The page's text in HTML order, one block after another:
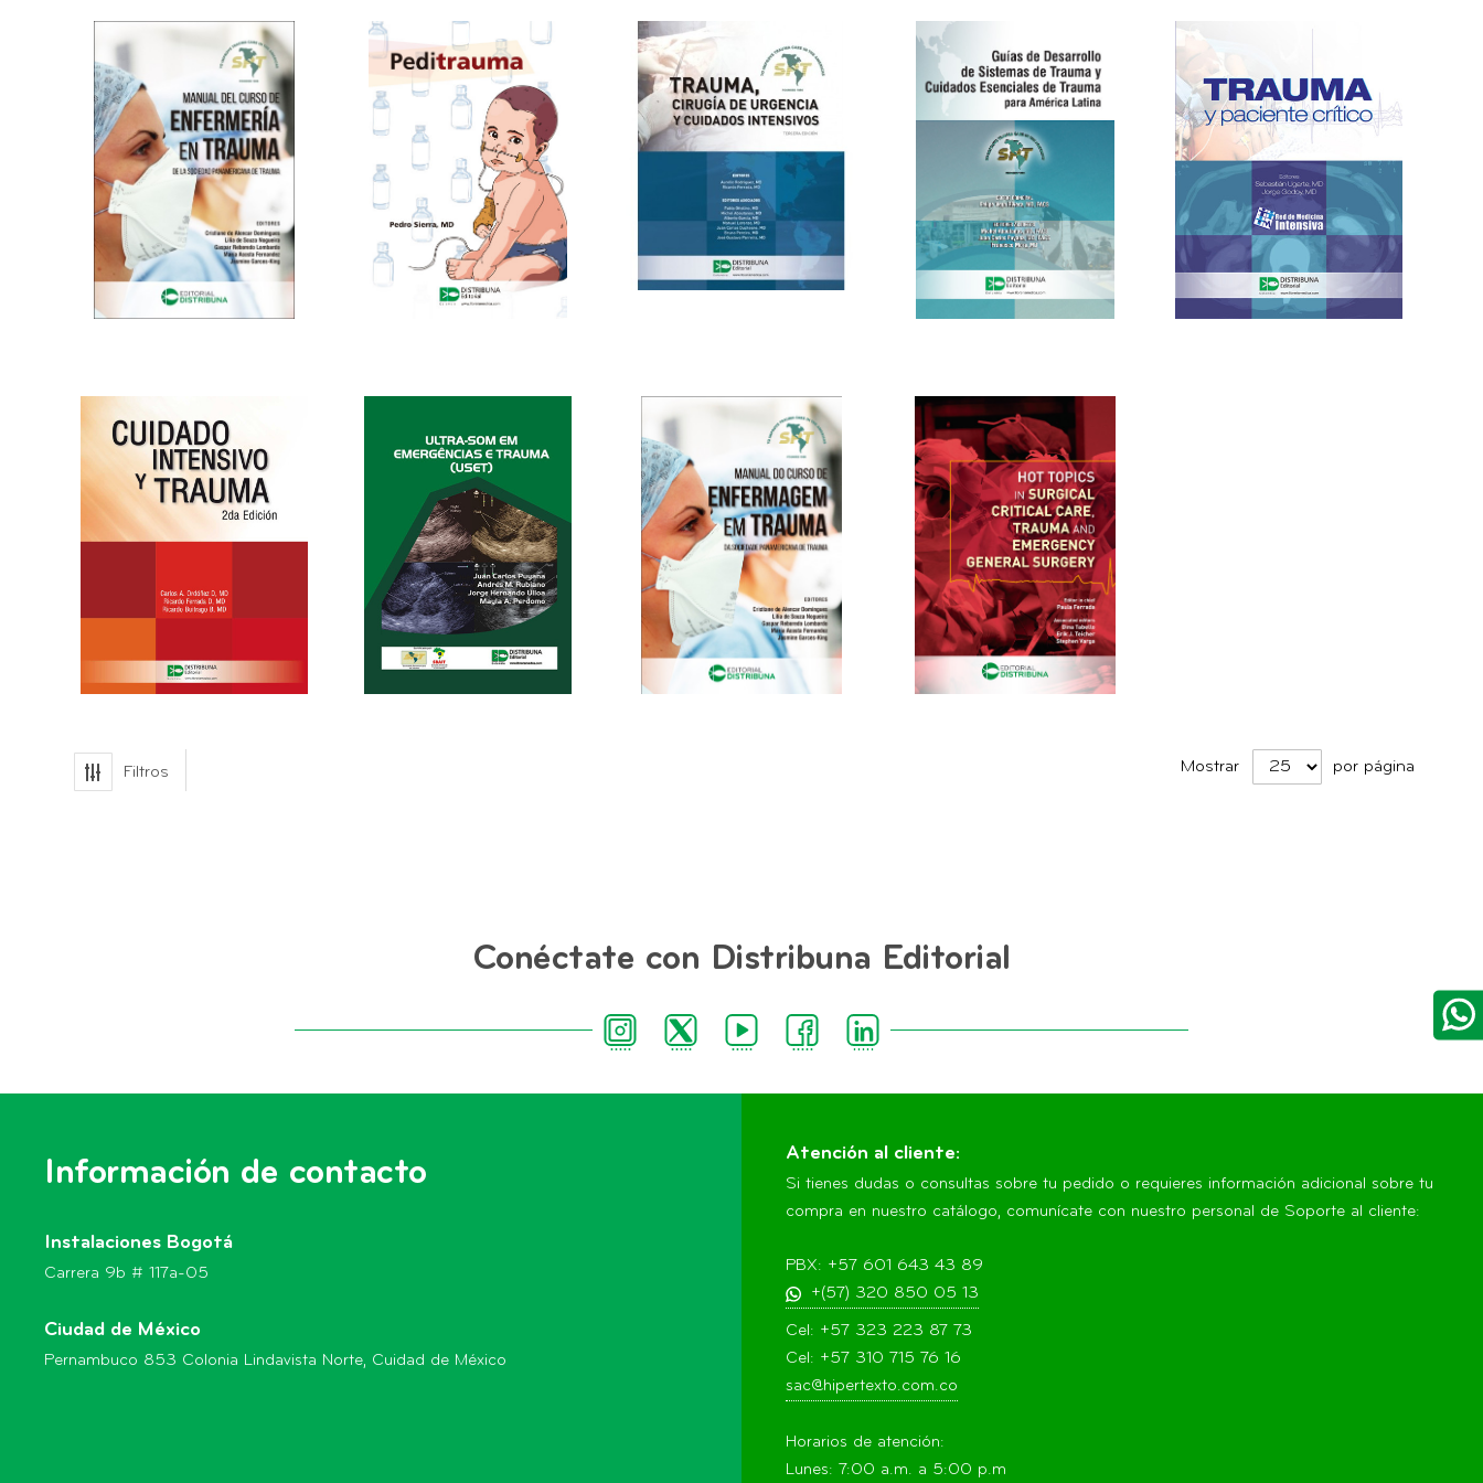
Filtros Mostrar por página
Conéctate con Distribuna Editorial
Información de contacto
Instalaciones Bogotá
Carrera 9b # 117a-05
Ciudad de México
Pernambuco 853 Colonia Lindavista Norte, Cuidad de México
Atención al cliente:
Si tienes dudas o consultas sobre tu pedido o requieres información adicional sobre tu
compra en nuestro catálogo, comunícate con nuestro personal de Soporte al cliente:
PBX: +57 601 643 43 89
+(57) 320 850 05 13
Cel: +57 323 223 87 73
Cel: +57 310 715 76 16
sac@hipertexto.com.co
Horarios de atención:
Lunes: 7:00 a.m. a 5:00 p.m